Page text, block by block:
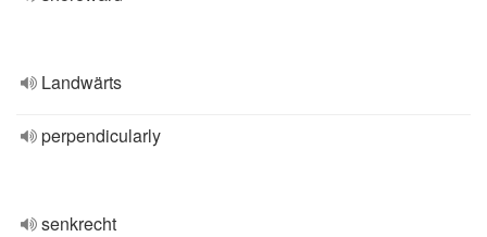
Landwärts
perpendicularly
senkrecht